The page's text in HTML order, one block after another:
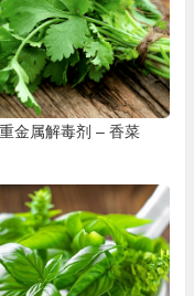
金属解毒剂 – 香菜